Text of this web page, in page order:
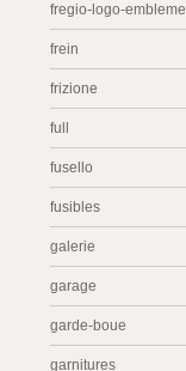
fregio-logo-embleme
frein
frizione
full
fusello
fusibles
galerie
garage
garde-boue
garnitures